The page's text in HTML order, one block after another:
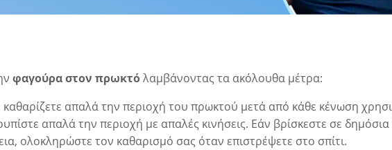
φαγούρα στον πρωκτόλαμβάνοντας τα ακόλουθα μέτρα:
καθαρίζετε απαλά την περιοχή του πρωκτού μετά από κάθε κένωση
απαλά την περιοχή με απαλές κινήσεις. Εάν βρίσκεστε σε
ολοκληρώστε τον καθαρισμό σας όταν επιστρέψετε στο σπίτι.